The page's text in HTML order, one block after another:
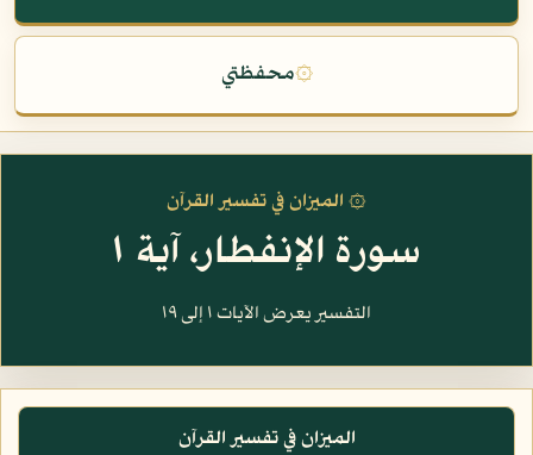
۞محفظتي
۞ الميزان في تفسير القرآن
سورة الإنفطار، آية ١
التفسير يعرض الآيات ١ إلى ١٩
الميزان في تفسير القرآن